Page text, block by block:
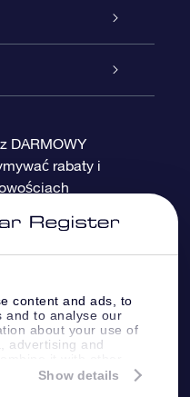
content and ads, to
and to analyse our
about your use of
advertising and
to them or that
Show details
OSR
stars”
DARMOWY
rabaty i